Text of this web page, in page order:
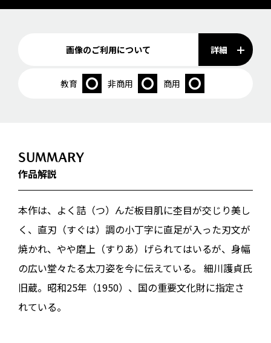
画像のご利用について 詳細
教育 非商用 商用
SUMMARY
作品解説
本作は、よく詰（つ）んだ板目肌に杢目が交じり美し
く、直刃（すぐは）調の小丁字に直足が入った刃文が
焼かれ、やや磨上（すりあ）げられてはいるが、身幅
の広い堂々たる太刀姿を今に伝えている。 細川護貞氏
旧蔵。昭和25年（1950）、国の重要文化財に指定さ
れている。